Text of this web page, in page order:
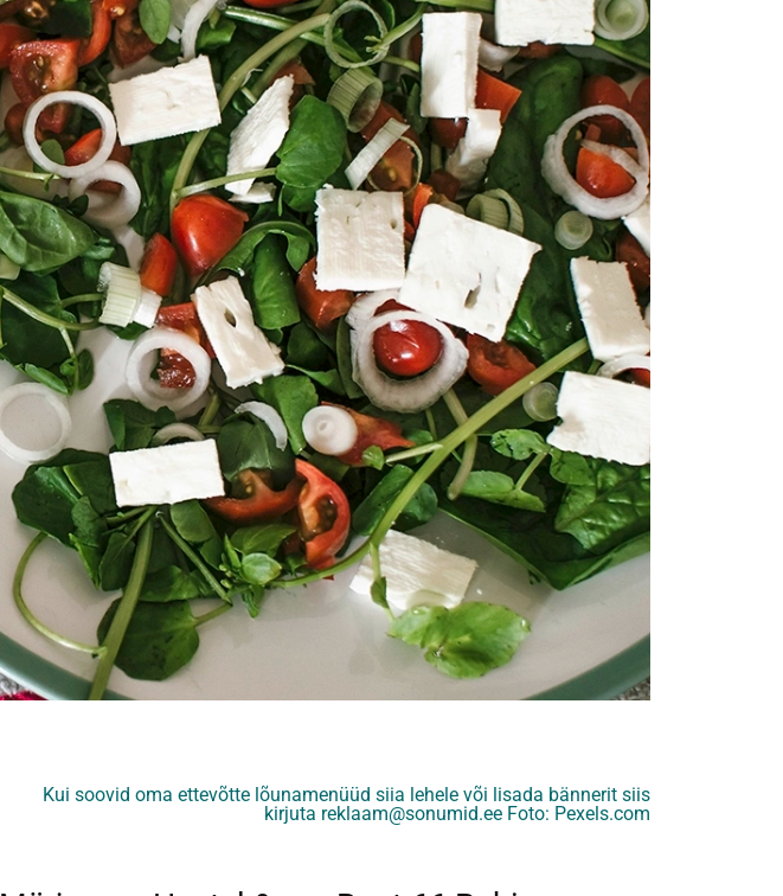
Kui soovid oma ettevõtte lõunamenüüd siia lehele või lisada bännerit siis
kirjuta reklaam@sonumid.ee Foto: Pexels.com